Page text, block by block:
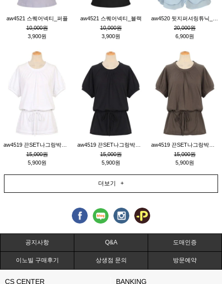
aw4521 스퀘어넥티_퍼플
10,000원
3,900원
aw4521 스퀘어넥티_블랙
10,000원
3,900원
20,000원
6,900원
15,000원
5,900원
15,000원
5,900원
15,000원
5,900원
더보기 +
공지사항 Q&A 도매인증
이노빌 구매후기 상생점 문의 방문예약
CS CENTER BANKING